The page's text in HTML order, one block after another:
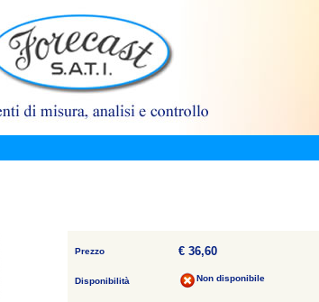
Prezzo € 36,60
Disponibilità Non disponibile